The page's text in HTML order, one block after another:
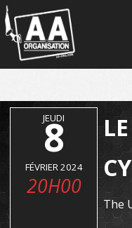
Panneau de gestion des
JEUDI
8
FÉVRIER 2024
20H00
The